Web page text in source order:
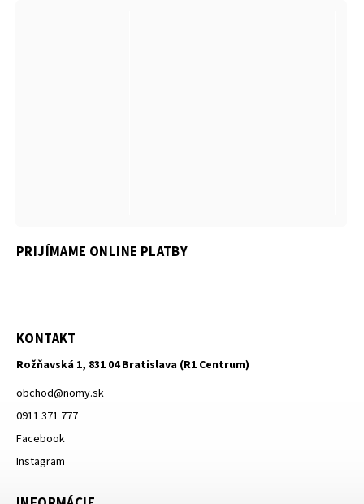
PRIJÍMAME ONLINE PLATBY
KONTAKT
Rožňavská 1, 831 04 Bratislava (R1 Centrum)
obchod@nomy.sk
0911 371 777
Facebook
Instagram